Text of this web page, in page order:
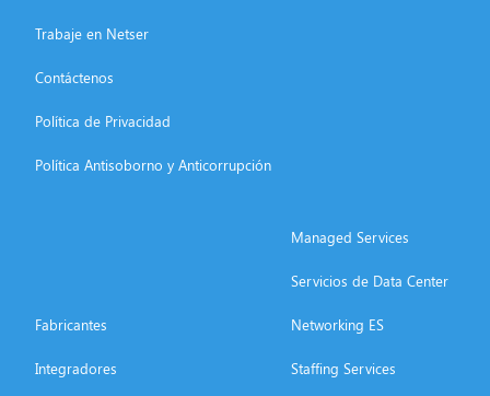
Trabaje en Netser
Contáctenos
Política de Privacidad
Política Antisoborno y Anticorrupción
Fabricantes
Integradores
Managed Services
Servicios de Data Center
Networking ES
Staffing Services